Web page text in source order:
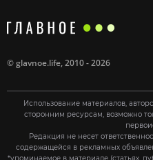
©glavnoe.life, 2010 - 2026
Использование материалов,
сторонним ресурсам, возможно
Редакция не несет
содержащейся в рекламных